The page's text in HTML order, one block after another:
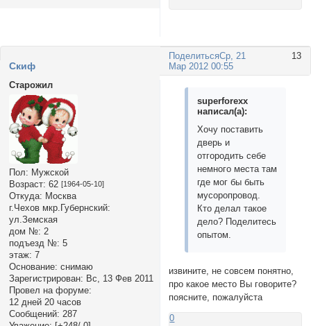
Поделиться 13
Ср, 21
Мар 2012 00:55
Cкиф
Старожил
Пол: Мужской
Возраст: 62 [1964-05-10]
Откуда: Москва
г.Чехов мкр.Губернский:
ул.Земская
дом №: 2
подъезд №: 5
этаж: 7
Основание: снимаю
Зарегистрирован: Вс, 13 Фев 2011
Провел на форуме:
12 дней 20 часов
Сообщений: 287
superforexx
написал(а):
Хочу поставить
дверь и
отгородить себе
немного места там
где мог бы быть
мусоропровод.
Кто делал такое
дело? Поделитесь
опытом.
извините, не совсем понятно,
про какое место Вы говорите?
поясните, пожалуйста
0